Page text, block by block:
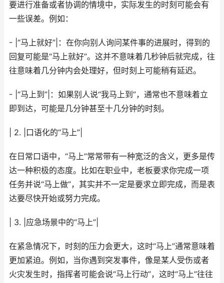
要进行准备或者协调的情境中，实际发生的时刻可能会有
一些误差。例如：
- |“马上就好”|：在你向别人询问某件事的进展时，得到的
回复可能是“马上就好”。这并不意味着几秒钟后就完成，往
往意味着几分钟内会处理好，但时刻上可能稍有延迟。
- |“马上到”|：如果别人说“我马上到”，通常也不意味着立
即到达，可能是几分钟甚至十几分钟的时刻。
| 2. |口语化的“马上”|
在日常口语中，“马上”常常带有一种宽泛的含义，更多是传
达一种积极的态度。比如在职业中，老板要求你完成一项
任务并说“马上做”，其实并不一定是要求立即完成，而是表
达要尽快开始或努力完成。
| 3. |应急场景中的“马上”|
在紧急情况下，时刻的压力会更大，这时“马上”通常意味着
更加紧迫。例如，当你遇到突发事件，像是某人受伤或者
火灾发生时，指挥者可能会说“马上行动”，这时“马上”往往